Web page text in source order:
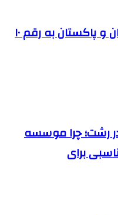
افزایش حجم تجارت بین ایران و پاکستان به رقم ۱۰
رشت؛ چرا موسسه
برای